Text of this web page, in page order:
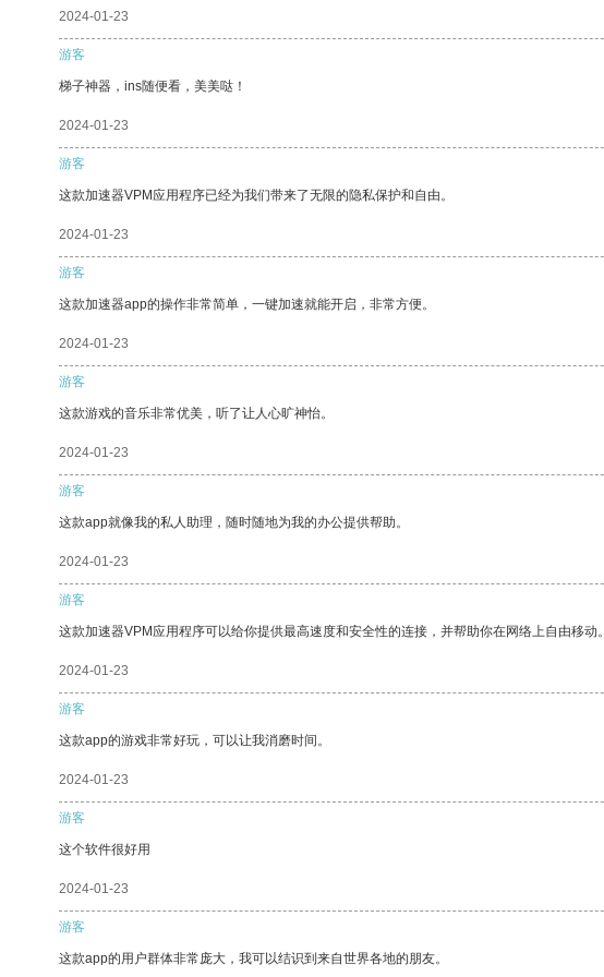
2024-01-23
游客
梯子神器，ins随便看，美美哒！
2024-01-23
游客
这款加速器VPM应用程序已经为我们带来了无限的隐私保护和自由。
2024-01-23
游客
这款加速器app的操作非常简单，一键加速就能开启，非常方便。
2024-01-23
游客
这款游戏的音乐非常优美，听了让人心旷神怡。
2024-01-23
游客
这款app就像我的私人助理，随时随地为我的办公提供帮助。
2024-01-23
游客
这款加速器VPM应用程序可以给你提供最高速度和安全性的连接，并帮助你在网络上自由移动。
2024-01-23
游客
这款app的游戏非常好玩，可以让我消磨时间。
2024-01-23
游客
这个软件很好用
2024-01-23
游客
这款app的用户群体非常庞大，我可以结识到来自世界各地的朋友。